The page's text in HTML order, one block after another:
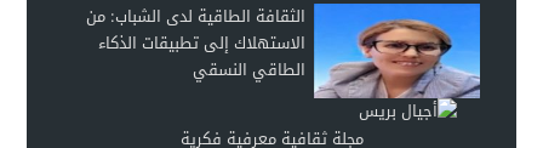
الثقافة الطاقية لدى الشباب: من
الاستهلاك إلى تطبيقات الذكاء
الطاقي النسقي
مجلة ثقافية معرفية فكرية